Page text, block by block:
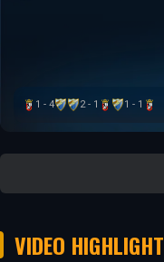
1 - 4 2 - 1 1 - 1
VIDEO HIGHLIGHT